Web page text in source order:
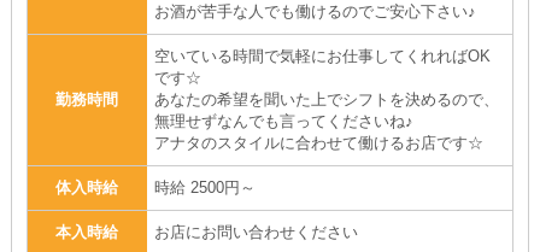
お酒が苦手な人でも働けるのでご安心下さい♪
勤務時間
空いている時間で気軽にお仕事してくれればOK
です☆
あなたの希望を聞いた上でシフトを決めるので、
無理せずなんでも言ってくださいね♪
アナタのスタイルに合わせて働けるお店です☆
体入時給 時給 2500円～
本入時給 お店にお問い合わせください